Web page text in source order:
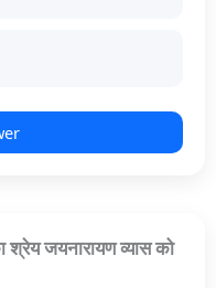
जयनारायण व्यास को